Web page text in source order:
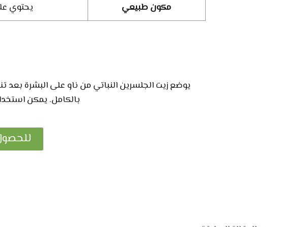
مكون طبيعي
يحتوي
يوضع زيت الجلسرين النباتي من ناو على البشرة
بالكامل. يمكن